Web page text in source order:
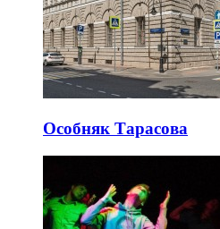
Особняк Тарасова